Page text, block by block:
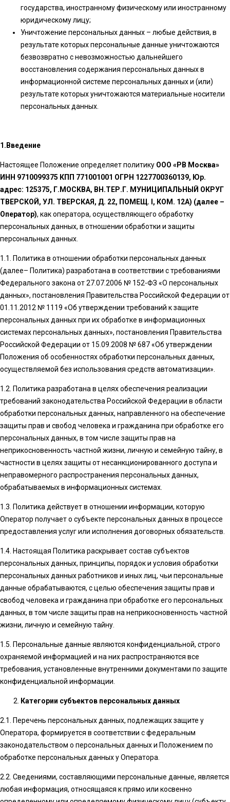
государства, иностранному физическому или иностранному
юридическому лицу;
Уничтожение персональных данных – любые действия, в
результате которых персональные данные уничтожаются
безвозвратно с невозможностью дальнейшего
восстановления содержания персональных данных в
информационной системе персональных данных и (или)
результате которых уничтожаются материальные носители
персональных данных.
1.Введение
Настоящее Положение определяет политику ООО «РВ Москва»
ИНН 9710099375 КПП 771001001 ОГРН 1227700360139, Юр.
адрес: 125375, Г.МОСКВА, ВН.ТЕР.Г. МУНИЦИПАЛЬНЫЙ ОКРУГ
ТВЕРСКОЙ, УЛ. ТВЕРСКАЯ, Д. 22, ПОМЕЩ. I, КОМ. 12А) (далее –
Оператор), как оператора, осуществляющего обработку
персональных данных, в отношении обработки и защиты
персональных данных.
1.1. Политика в отношении обработки персональных данных
(далее– Политика) разработана в соответствии с требованиями
Федерального закона от 27.07.2006 № 152-ФЗ «О персональных
данных», постановления Правительства Российской Федерации от
01.11.2012 № 1119 «Об утверждении требований к защите
персональных данных при их обработке в информационных
системах персональных данных», постановления Правительства
Российской Федерации от 15.09.2008 № 687 «Об утверждении
Положения об особенностях обработки персональных данных,
осуществляемой без использования средств автоматизации».
1.2. Политика разработана в целях обеспечения реализации
требований законодательства Российской Федерации в области
обработки персональных данных, направленного на обеспечение
защиты прав и свобод человека и гражданина при обработке его
персональных данных, в том числе защиты прав на
неприкосновенность частной жизни, личную и семейную тайну, в
частности в целях защиты от несанкционированного доступа и
неправомерного распространения персональных данных,
обрабатываемых в информационных системах.
1.3. Политика действует в отношении информации, которую
Оператор получает о субъекте персональных данных в процессе
предоставления услуг или исполнения договорных обязательств.
1.4. Настоящая Политика раскрывает состав субъектов
персональных данных, принципы, порядок и условия обработки
персональных данных работников и иных лиц, чьи персональные
данные обрабатываются, с целью обеспечения защиты прав и
свобод человека и гражданина при обработке его персональных
данных, в том числе защиты прав на неприкосновенность частной
жизни, личную и семейную тайну.
1.5. Персональные данные являются конфиденциальной, строго
охраняемой информацией и на них распространяются все
требования, установленные внутренними документами по защите
конфиденциальной информации.
Категории субъектов персональных данных
2.1. Перечень персональных данных, подлежащих защите у
Оператора, формируется в соответствии с федеральным
законодательством о персональных данных и Положением по
обработке персональных данных у Оператора.
2.2. Сведениями, составляющими персональные данные, является
любая информация, относящаяся к прямо или косвенно